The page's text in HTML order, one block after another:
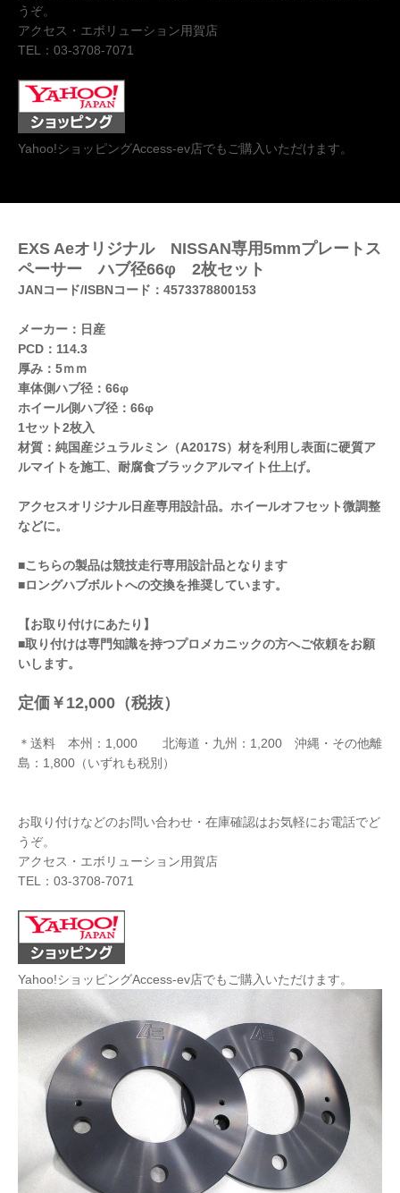
うぞ。
アクセス・エボリューション用賀店
TEL：03-3708-7071
Yahoo!ショッピングAccess-ev店でもご購入いただけます。
EXS Aeオリジナル NISSAN専用5mmプレートス
ペーサー ハブ径66φ 2枚セット
JANコード/ISBNコード：4573378800153
メーカー：日産
PCD：114.3
厚み：5ｍｍ
車体側ハブ径：66φ
ホイール側ハブ径：66φ
1セット2枚入
材質：純国産ジュラルミン（A2017S）材を利用し表面に硬質ア
ルマイトを施工、耐腐食ブラックアルマイト仕上げ。
アクセスオリジナル日産専用設計品。ホイールオフセット微調整
などに。
■こちらの製品は競技走行専用設計品となります
■ロングハブボルトへの交換を推奨しています。
【お取り付けにあたり】
■取り付けは専門知識を持つプロメカニックの方へご依頼をお願
いします。
定価￥12,000（税抜）
＊送料 本州：1,000 北海道・九州：1,200 沖縄・その他離
島：1,800（いずれも税別）
お取り付けなどのお問い合わせ・在庫確認はお気軽にお電話でど
うぞ。
アクセス・エボリューション用賀店
TEL：03-3708-7071
Yahoo!ショッピングAccess-ev店でもご購入いただけます。